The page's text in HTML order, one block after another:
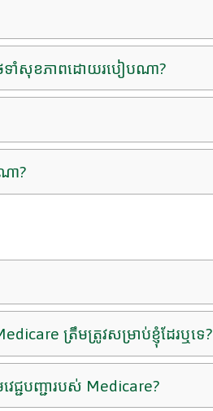
ែទាំសុខភាពដោយរបៀបណា?
ា?
ត្រឹមត្រូវសម្រាប់ខ្ញុំដែរឬទេ?
េជ្ជបញ្ជារបស់ Medicare?